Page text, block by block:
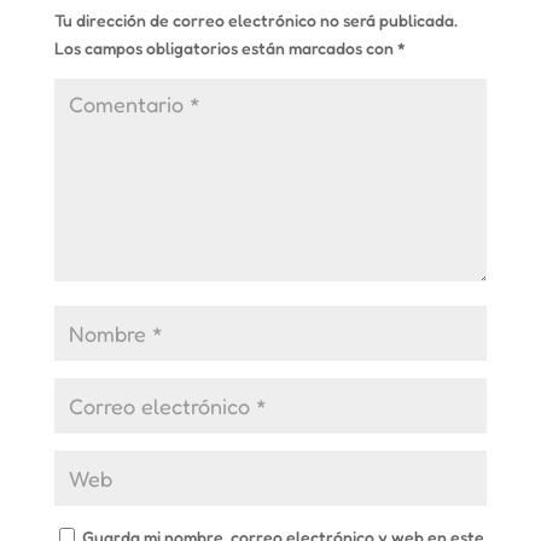
Tu dirección de correo electrónico no será publicada.
Los campos obligatorios están marcados con*
Guarda mi nombre, correo electrónico y web en este